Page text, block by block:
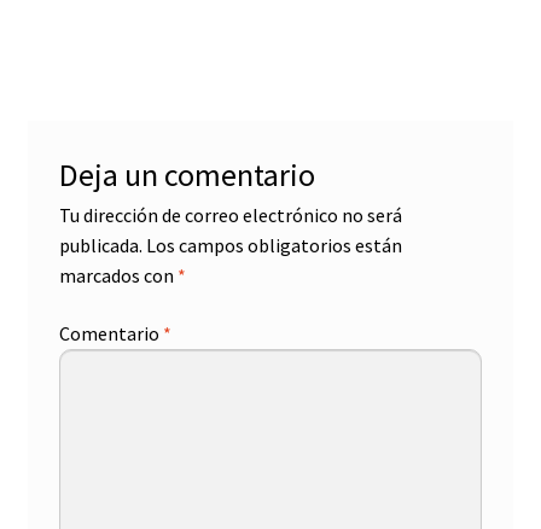
Deja un comentario
Tu dirección de correo electrónico no será
publicada. Los campos obligatorios están
marcados con *
Comentario *